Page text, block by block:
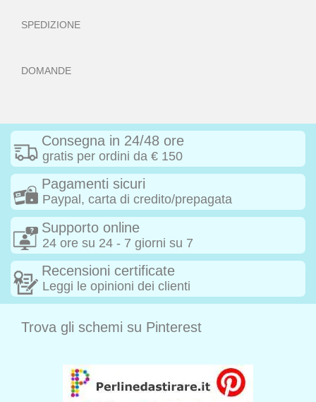
SPEDIZIONE
DOMANDE
Consegna in 24/48 ore
gratis per ordini da € 150
Pagamenti sicuri
Paypal, carta di credito/prepagata
Supporto online
24 ore su 24 - 7 giorni su 7
Recensioni certificate
Leggi le opinioni dei clienti
Trova gli schemi su Pinterest